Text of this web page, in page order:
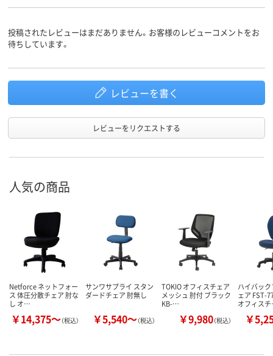
投稿されたレビューはまだありません。お客様のレビューコメントをお
待ちしています。
レビューを書く
レビューをリクエストする
人気の商品
Netforce ネットフォー
ス 体圧分散チェア 肘な
し オ…
￥14,375～（税込）
サンワサプライ スタン
ダードチェア 肘無し
￥5,540～（税込）
TOKIO オフィスチェア
メッシュ 肘付 ブラック
KB-…
￥9,980（税込）
ハイバッ
ェア FST-
オフィス
￥